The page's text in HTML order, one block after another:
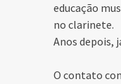
educação
no clarinete.
Anos depois,
O contato